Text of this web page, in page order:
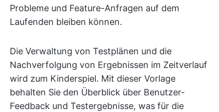
Probleme und Feature-Anfragen auf dem
Laufenden bleiben können.
Die Verwaltung von Testplänen und die
Nachverfolgung von Ergebnissen im Zeitverlauf
wird zum Kinderspiel. Mit dieser Vorlage
behalten Sie den Überblick über Benutzer-
Feedback und Testergebnisse, was für die